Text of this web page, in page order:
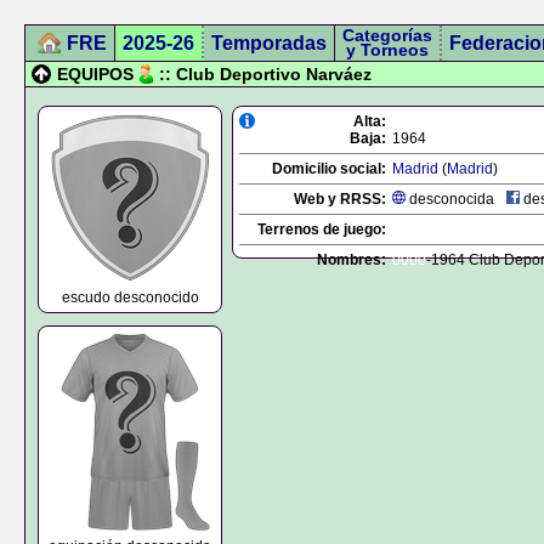
FRE 2025-26 Temporadas Categorías
y Torneos
EQUIPOS :: Club Deportivo Narváez
escudo desconocido
Alta:
Baja: 1964
Domicilio social: Madrid (Madrid)
Web y RRSS:
desconocida
Terrenos de juego:
Nombres: 0000-1964 Club